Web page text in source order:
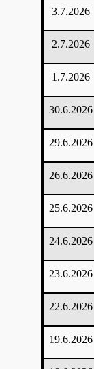
3.7.2026
2.7.2026
1.7.2026
30.6.2026
29.6.2026
26.6.2026
25.6.2026
24.6.2026
23.6.2026
22.6.2026
19.6.2026